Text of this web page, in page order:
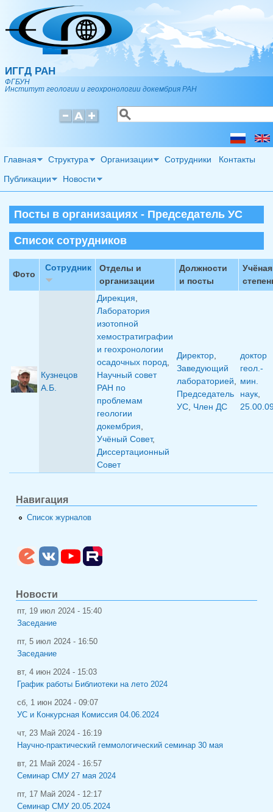
Перейти к основному содержанию
ИГГД РАН
ФГБУН
Институт геологии и геохронологии докембрия РАН
Форма поиска
Поиск
Главная Структура Организации Сотрудники Контакты
Публикации Новости
Посты в организациях - Председатель УС
Список сотрудников
Фото
Сотрудник
Отделы и
организации
Должности
и посты
Учёная
Кузнецов
А.Б.
Дирекция
Лаборатория
изотопной
хемостратиграфии
и геохронологии
осадочных пород
Научный совет
РАН по
проблемам
геологии
докембрия
Учёный Совет,
Диссертационный
Совет
Директор
Заведующий
лабораторией
Председатель
УС Член ДС
доктор
геол.-
мин.
наук
Навигация
Список журналов
Новости
пт, 19 июл 2024 - 15:40
Заседание
пт, 5 июл 2024 - 16:50
Заседание
вт, 4 июн 2024 - 15:03
График работы Библиотеки на лето 2024
сб, 1 июн 2024 - 09:07
УС и Конкурсная Комиссия 04.06.2024
чт, 23 Май 2024 - 16:19
Научно-практический геммологический семинар 30 мая
вт, 21 Май 2024 - 16:57
Семинар СМУ 27 мая 2024
пт, 17 Май 2024 - 12:17
Семинар СМУ 20.05.2024